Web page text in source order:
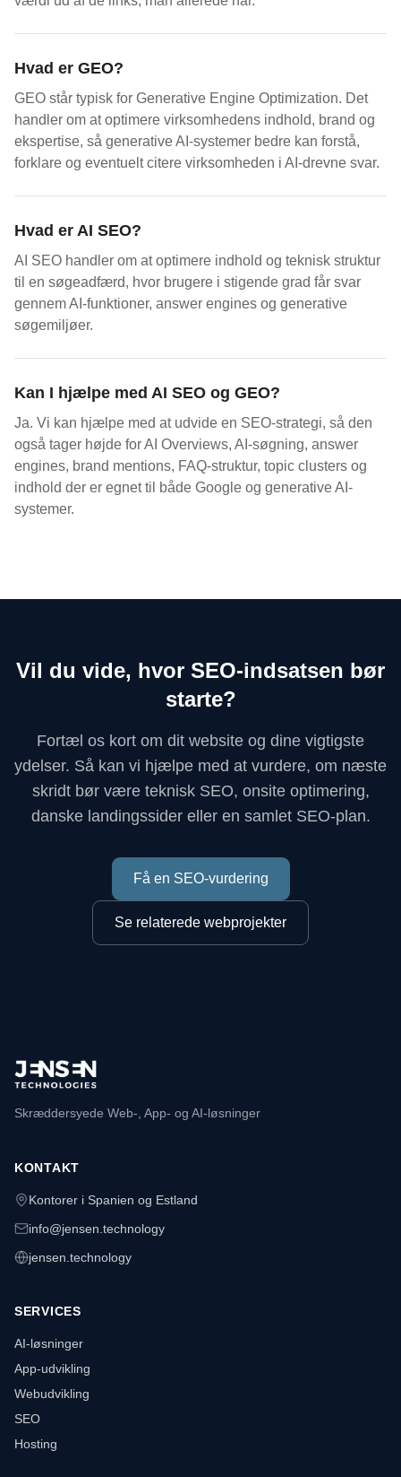
Hvad er GEO?
GEO står typisk for Generative Engine Optimization. Det
handler om at optimere virksomhedens indhold, brand og
ekspertise, så generative AI-systemer bedre kan forstå,
forklare og eventuelt citere virksomheden i AI-drevne svar.
Hvad er AI SEO?
AI SEO handler om at optimere indhold og teknisk struktur
til en søgeadfærd, hvor brugere i stigende grad får svar
gennem AI-funktioner, answer engines og generative
søgemiljøer.
Kan I hjælpe med AI SEO og GEO?
Ja. Vi kan hjælpe med at udvide en SEO-strategi, så den
også tager højde for AI Overviews, AI-søgning, answer
engines, brand mentions, FAQ-struktur, topic clusters og
indhold der er egnet til både Google og generative AI-
systemer.
Vil du vide, hvor SEO-indsatsen bør
starte?
Fortæl os kort om dit website og dine vigtigste
ydelser. Så kan vi hjælpe med at vurdere, om næste
skridt bør være teknisk SEO, onsite optimering,
danske landingssider eller en samlet SEO-plan.
Få en SEO-vurdering
Se relaterede webprojekter
Skræddersyede Web-, App- og AI-løsninger
KONTAKT
Kontorer i Spanien og Estland
info@jensen.technology
jensen.technology
SERVICES
AI-løsninger
App-udvikling
Webudvikling
SEO
Hosting